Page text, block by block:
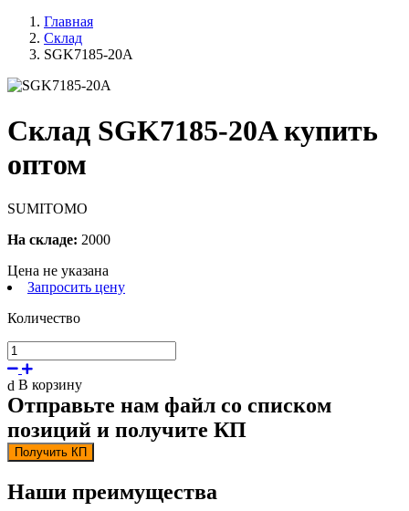
Главная
Склад
SGK7185-20A
Склад SGK7185-20A купить
оптом
SUMITOMO
На складе: 2000
Цена не указана
Запросить цену
Количество
В корзину
Отправьте нам файл со списком
позиций и получите КП
Получить КП
Наши преимущества